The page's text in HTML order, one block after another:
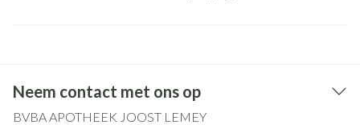
Neem contact met ons op
BVBA APOTHEEK JOOST LEMEY